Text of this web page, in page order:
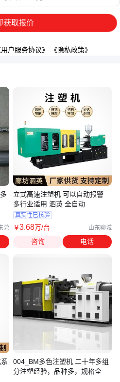
获取报价
用户服务协议》 《隐私政策》
莞
立式高速注塑机 可以自动报警
多行业适用 泗英 全自动
真实性已核验
￥3.68万/台 山东聊城
咨询 电话
004_BM多色注塑机 二十年多组
分注塑经验，品种多，规格全